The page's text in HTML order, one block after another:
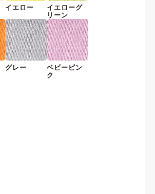
イエロー
イエローグ
リーン
グレー
ベビーピン
ク